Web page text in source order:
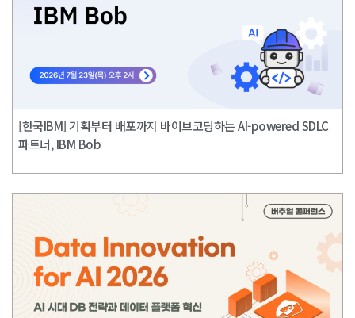
[한국IBM] 기획부터 배포까지 바이브코딩하는 AI-powered SDLC
파트너, IBM Bob